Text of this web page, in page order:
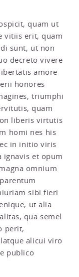
quam ut
vitiis erit, quam
sunt, ut non
decreto vivere
amore
honores
triumphi
quam
liberis virtutis
homi nes his
in initio viris
ignavis et opum
omnium
sibi fieri
ut alia
qua semel
perit,
alicui viro
publico